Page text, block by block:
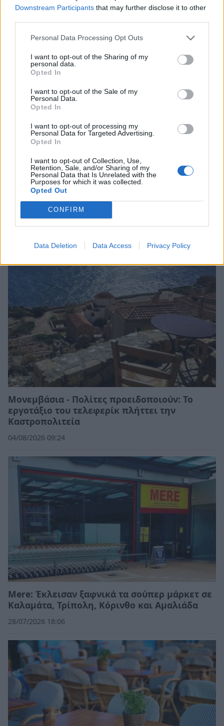
Downstream Participants that may further disclose it to other
Personal Data Processing Opt Outs
I want to opt-out of the Sharing of my
personal data.
Opted In
I want to opt-out of the Sale of my
Personal Data.
Opted In
I want to opt-out of processing my
Personal Data for Targeted Advertising.
Opted In
I want to opt-out of Collection, Use,
Retention, Sale, and/or Sharing of my
Personal Data that Is Unrelated with the
Purposes for which it was collected.
Opted Out
CONFIRM
Data Deletion Data Access Privacy Policy
στην «Ανοικτή πόλη» και τη «Λευκή νύκτα»
07/08/2026 10:53
Νεάπολη: Εμπορικό παζάρι στην παραλία,
πραγματική ευκαιρία!
05/08/2026 08:33
Μονεμβάσια - Πολίτες προειδοποιούν: Το
εργοτάξιο του τελεφερίκ πλήττει την
Καστροπολιτεία
04/08/2026 09:24
Mere: Έκλεισαν ξαφνικά τα σούπερ μάρκετ σε
Καλαμάτα, Τρίπολη, Κόρινθο και Αμαλιάδα
28/07/2026 18:06